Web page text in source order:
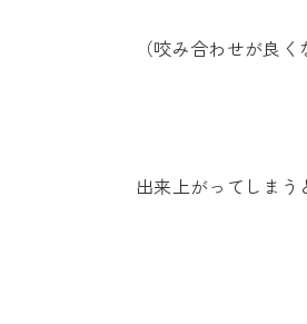
（咬み合わせが良く
出来上がってしまう